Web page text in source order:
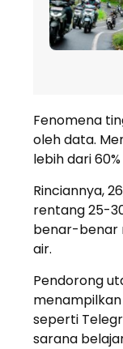
Fenomena
oleh data.
lebih dari
Rinciannya,
rentang 25-
benar-benar
air.
Pendorong
seperti
sarana